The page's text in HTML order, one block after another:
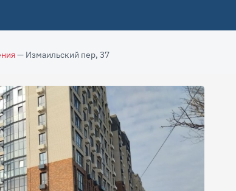
Команда
Контакты
— Измаильский пер, 37